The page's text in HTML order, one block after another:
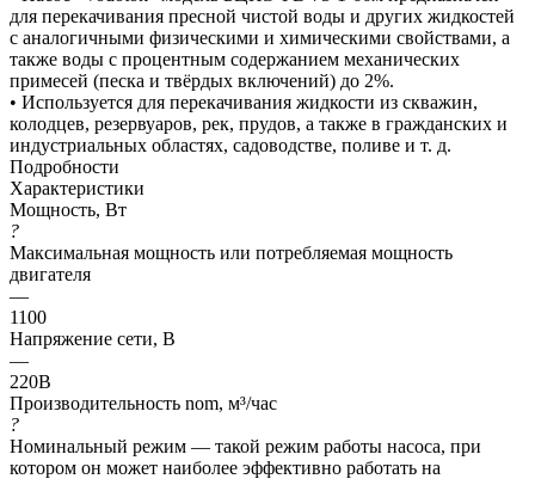
для перекачивания пресной чистой воды и других жидкостей
с аналогичными физическими и химическими свойствами, а
также воды с процентным содержанием механических
примесей (песка и твёрдых включений) до 2%.
• Используется для перекачивания жидкости из скважин,
колодцев, резервуаров, рек, прудов, а также в гражданских и
индустриальных областях, садоводстве, поливе и т. д.
Подробности
Характеристики
Мощность, Вт
?
Максимальная мощность или потребляемая мощность
двигателя
—
1100
Напряжение сети, В
—
220В
Производительность nom, м³/час
?
Номинальный режим — такой режим работы насоса, при
котором он может наиболее эффективно работать на